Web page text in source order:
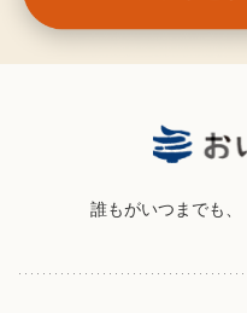
誰もがいつまでも、